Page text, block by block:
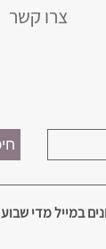
צרו קשר
במייל מדי שבוע